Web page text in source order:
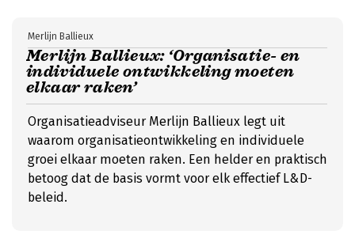
Merlijn Ballieux: ‘Organisatie- en
individuele ontwikkeling moeten
elkaar raken’
Merlijn Ballieux
Organisatieadviseur Merlijn Ballieux legt uit
waarom organisatieontwikkeling en individuele
groei elkaar moeten raken. Een helder en praktisch
betoog dat de basis vormt voor elk effectief L&D-
beleid.